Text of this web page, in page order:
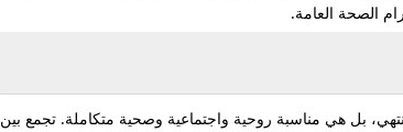
الصحة العامة.
بل هي مناسبة روحية واجتماعية وصحية متكاملة. تجمع بين